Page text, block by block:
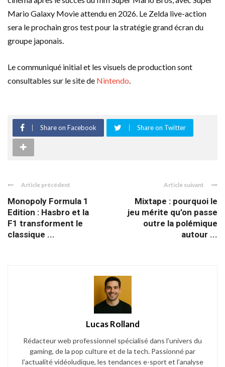
Mario Galaxy Movie attendu en 2026. Le Zelda live-action
sera le prochain gros test pour la stratégie grand écran du
groupe japonais.
Le communiqué initial et les visuels de production sont
consultables sur le site de Nintendo.
Share on Facebook Share on Twitter
Article précédent
Monopoly Formula 1
Edition : Hasbro et la
F1 transforment le
classique ...
Article suivant
Mixtape : pourquoi le
jeu mérite qu’on passe
outre la polémique
autour ...
Lucas Rolland
Rédacteur web professionnel spécialisé dans l’univers du
gaming, de la pop culture et de la tech. Passionné par
l’actualité vidéoludique, les tendances e-sport et l’analyse